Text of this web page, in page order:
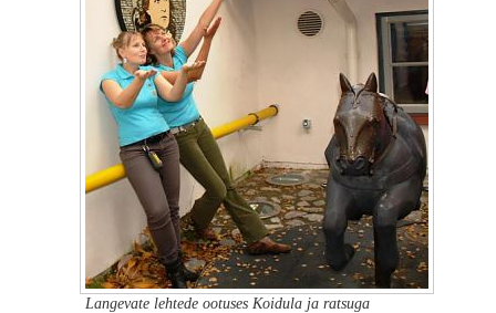
Langevate lehtede ootuses Koidula ja ratsuga